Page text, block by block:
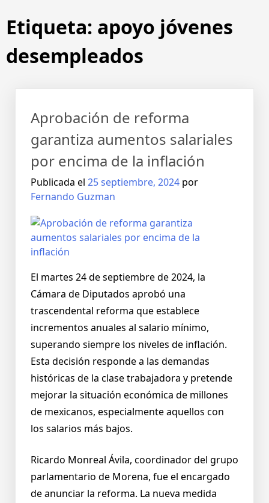
Saltar
contenido
Etiqueta: apoyo jóvenes
desempleados
Aprobación de reforma
garantiza aumentos salariales
por encima de la inflación
Publicada el 25 septiembre, 2024 por
Fernando Guzman
El martes 24 de septiembre de 2024, la
Cámara de Diputados aprobó una
trascendental reforma que establece
incrementos anuales al salario mínimo,
superando siempre los niveles de inflación.
Esta decisión responde a las demandas
históricas de la clase trabajadora y pretende
mejorar la situación económica de millones
de mexicanos, especialmente aquellos con
los salarios más bajos.
Ricardo Monreal Ávila, coordinador del grupo
parlamentario de Morena, fue el encargado
de anunciar la reforma. La nueva medida